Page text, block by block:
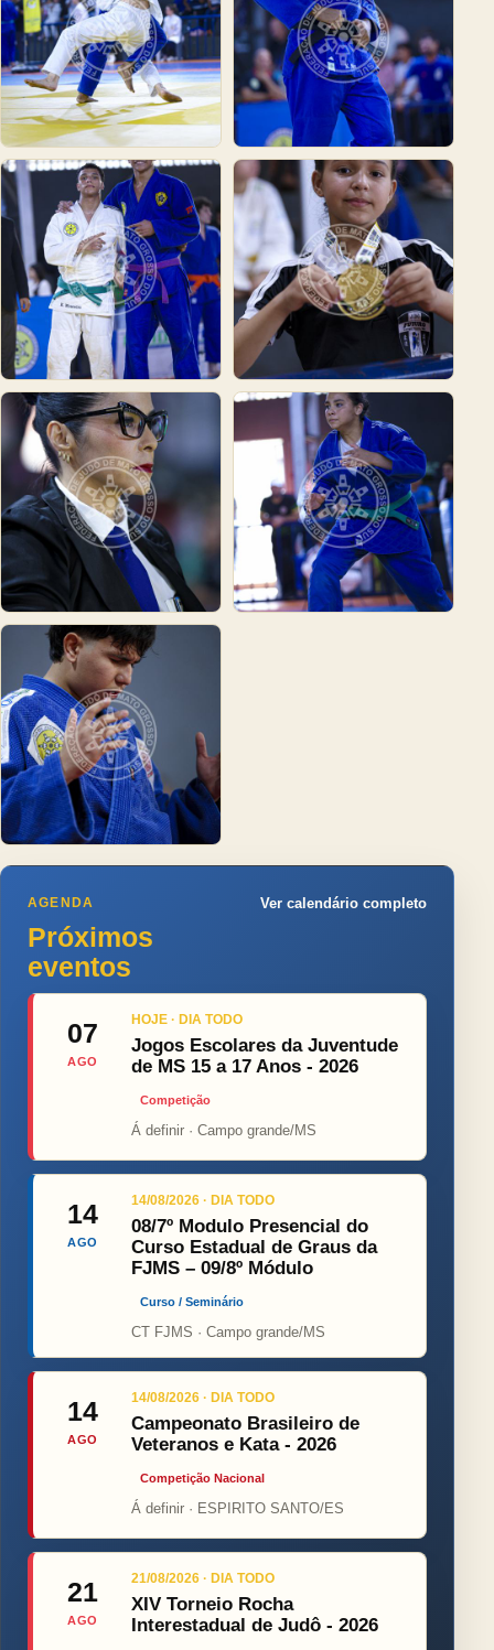
AGENDA
Próximos
eventos
Ver calendário completo
07
AGO
HOJE · DIA TODO
Jogos Escolares da Juventude
de MS 15 a 17 Anos - 2026
Competição
Á definir · Campo grande/MS
14
AGO
14/08/2026 · DIA TODO
08/7º Modulo Presencial do
Curso Estadual de Graus da
FJMS – 09/8º Módulo
Curso / Seminário
CT FJMS · Campo grande/MS
14
AGO
14/08/2026 · DIA TODO
Campeonato Brasileiro de
Veteranos e Kata - 2026
Competição Nacional
Á definir · ESPIRITO SANTO/ES
21
AGO
21/08/2026 · DIA TODO
XIV Torneio Rocha
Interestadual de Judô - 2026